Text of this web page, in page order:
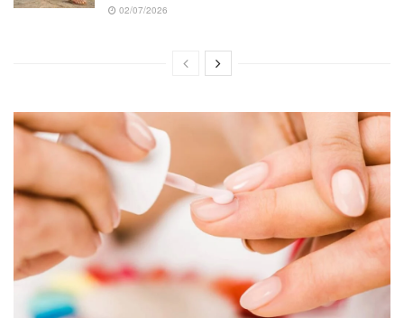
02/07/2026